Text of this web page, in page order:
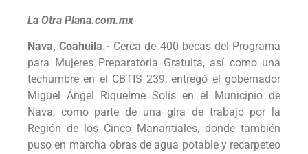
La Otra Plana.com.mx
Nava, Coahuila.- Cerca de 400 becas del Programa
para Mujeres Preparatoria Gratuita, así como una
techumbre en el CBTIS 239, entregó el gobernador
Miguel Ángel Riquelme Solís en el Municipio de
Nava, como parte de una gira de trabajo por la
Región de los Cinco Manantiales, donde también
puso en marcha obras de agua potable y recarpeteo